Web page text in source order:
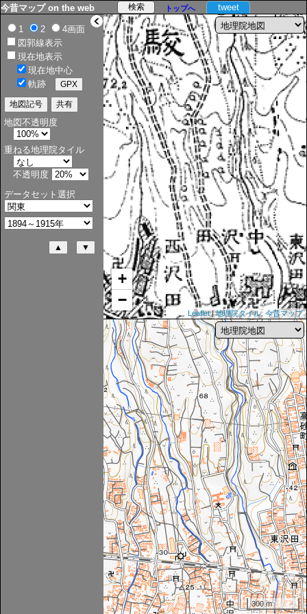
> tweet
今昔マップ on the web トップへ
+
−
Leaflet|地理院タイル, 今昔マップ
300 m
1 2
4画面
図郭線表示
現在地表示
現在地中心
軌跡
地図不透明度
重ねる地理院タイル
不透明度
データセット選択